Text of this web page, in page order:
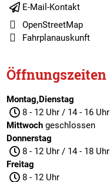
E-Mail-Kontakt
OpenStreetMap
Fahrplanauskunft
Öffnungszeiten
Montag,Dienstag
8 - 12 Uhr / 14 - 16 Uhr
Mittwochgeschlossen
Donnerstag
8 - 12 Uhr / 14 - 18 Uhr
Freitag
8 - 12 Uhr